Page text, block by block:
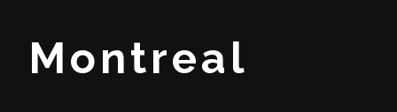
Montreal